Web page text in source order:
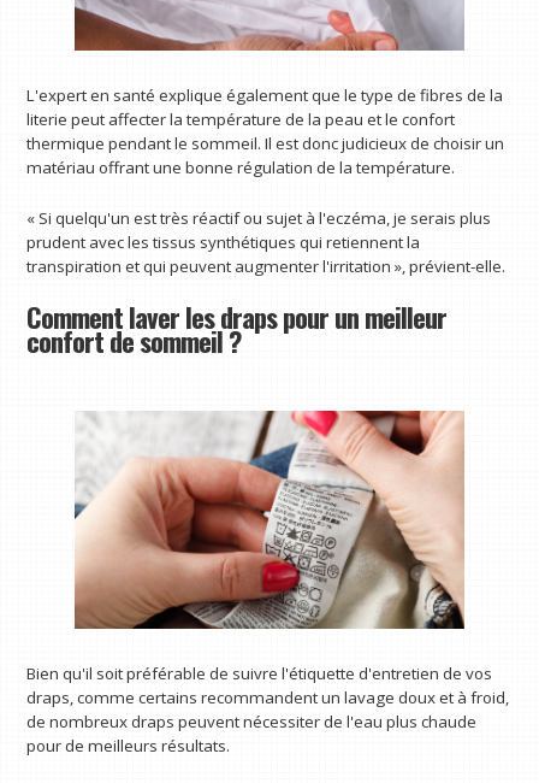
L'expert en santé explique également que le type de fibres de la
literie peut affecter la température de la peau et le confort
thermique pendant le sommeil. Il est donc judicieux de choisir un
matériau offrant une bonne régulation de la température.
« Si quelqu'un est très réactif ou sujet à l'eczéma, je serais plus
prudent avec les tissus synthétiques qui retiennent la
transpiration et qui peuvent augmenter l'irritation », prévient-elle.
Comment laver les draps pour un meilleur
confort de sommeil ?
Bien qu'il soit préférable de suivre l'étiquette d'entretien de vos
draps, comme certains recommandent un lavage doux et à froid,
de nombreux draps peuvent nécessiter de l'eau plus chaude
pour de meilleurs résultats.